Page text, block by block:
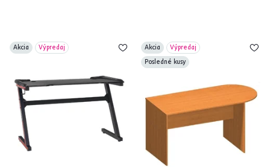
Akcia Výpredaj Akcia
Výpredaj
Posledné kusy